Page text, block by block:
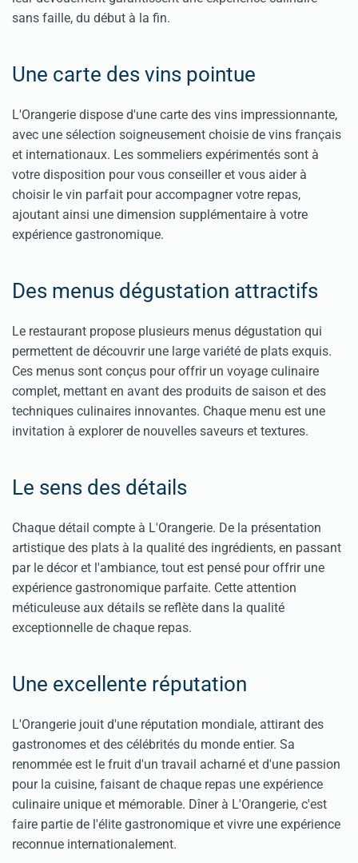
sans faille, du début à la fin.
Une carte des vins pointue
L'Orangerie dispose d'une carte des vins impressionnante,
avec une sélection soigneusement choisie de vins français
et internationaux. Les sommeliers expérimentés sont à
votre disposition pour vous conseiller et vous aider à
choisir le vin parfait pour accompagner votre repas,
ajoutant ainsi une dimension supplémentaire à votre
expérience gastronomique.
Des menus dégustation attractifs
Le restaurant propose plusieurs menus dégustation qui
permettent de découvrir une large variété de plats exquis.
Ces menus sont conçus pour offrir un voyage culinaire
complet, mettant en avant des produits de saison et des
techniques culinaires innovantes. Chaque menu est une
invitation à explorer de nouvelles saveurs et textures.
Le sens des détails
Chaque détail compte à L'Orangerie. De la présentation
artistique des plats à la qualité des ingrédients, en passant
par le décor et l'ambiance, tout est pensé pour offrir une
expérience gastronomique parfaite. Cette attention
méticuleuse aux détails se reflète dans la qualité
exceptionnelle de chaque repas.
Une excellente réputation
L'Orangerie jouit d'une réputation mondiale, attirant des
gastronomes et des célébrités du monde entier. Sa
renommée est le fruit d'un travail acharné et d'une passion
pour la cuisine, faisant de chaque repas une expérience
culinaire unique et mémorable. Dîner à L'Orangerie, c'est
faire partie de l'élite gastronomique et vivre une expérience
reconnue internationalement.